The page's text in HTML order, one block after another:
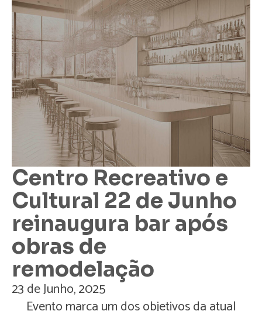
Centro Recreativo e
Cultural 22 de Junho
reinaugura bar após
obras de
remodelação
23 de Junho, 2025